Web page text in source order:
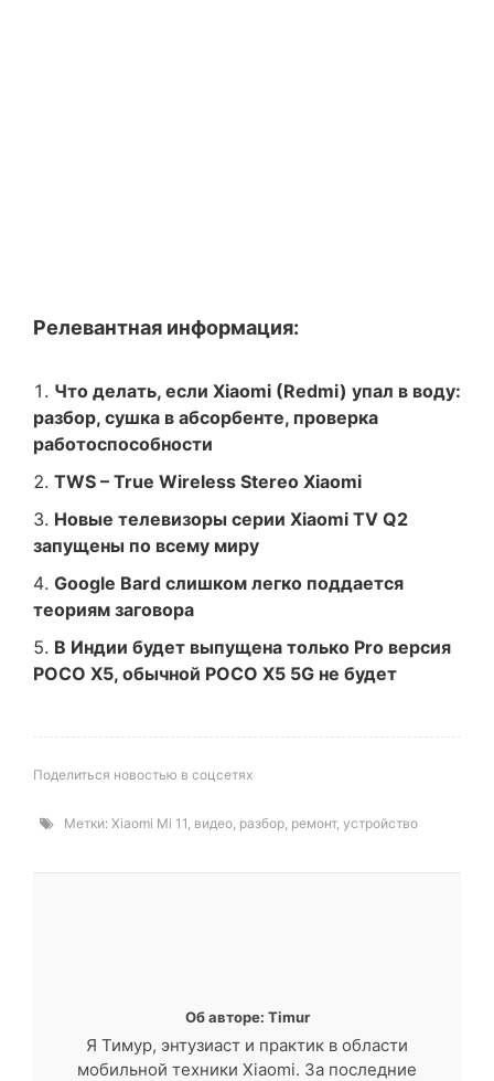
Релевантная информация:
Что делать, если Xiaomi (Redmi) упал в воду:
разбор, сушка в абсорбенте, проверка
работоспособности
TWS – True Wireless Stereo Xiaomi
Новые телевизоры серии Xiaomi TV Q2
запущены по всему миру
Google Bard слишком легко поддается
теориям заговора
В Индии будет выпущена только Pro версия
POCO X5, обычной POCO X5 5G не будет
Поделиться новостью в соцсетях
Метки: Xiaomi Mi 11, видео, разбор, ремонт, устройство
Об авторе: Timur
Я Тимур, энтузиаст и практик в области
мобильной техники Xiaomi. За последние